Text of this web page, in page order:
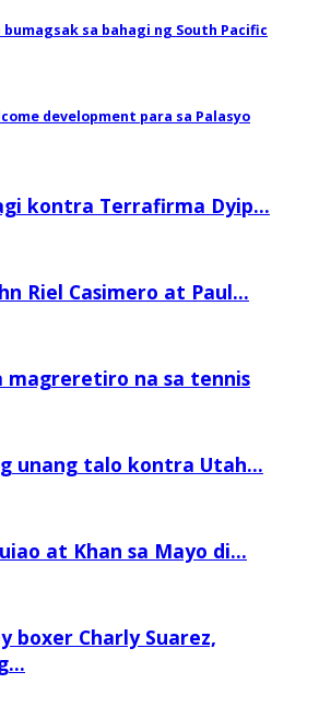
sa bahagi ng South Pacific
development para sa Palasyo
kontra Terrafirma Dyip...
Riel Casimero at Paul...
magreretiro na sa tennis
unang talo kontra Utah...
at Khan sa Mayo di...
boxer Charly Suarez,